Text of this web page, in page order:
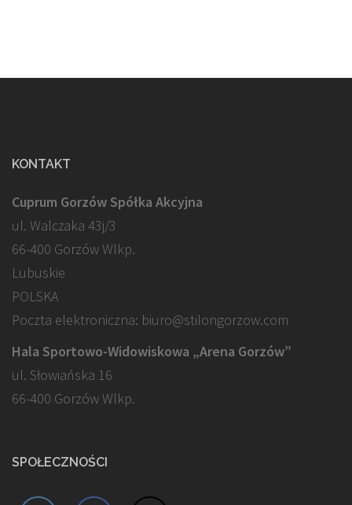
KONTAKT
Cuprum Gorzów Spółka Akcyjna
ul. Walczaka 43j/3
66-400 Gorzów Wlkp.
Lubuskie
POLSKA
Poczta elektroniczna: biuro@stilongorzow.com
Hala Sportowo-Widowiskowa „Arena Gorzów”
ul. Słowiańska 16
66-400 Gorzów Wlkp.
SPOŁECZNOŚCI